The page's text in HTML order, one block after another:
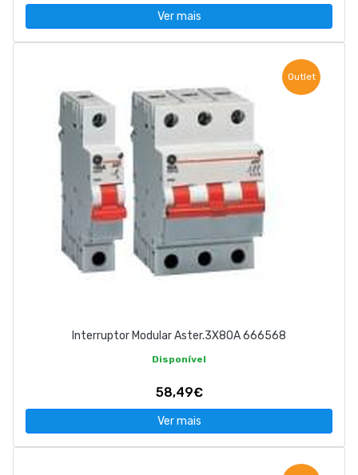
Ver mais
Outlet
Interruptor Modular Aster.3X80A 666568
Disponível
58,49€
Ver mais